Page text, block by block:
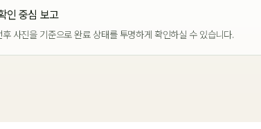
인 중심 보고
후 사진을 기준으로 완료 상태를 투명하게 확인하실 수 있습니다.